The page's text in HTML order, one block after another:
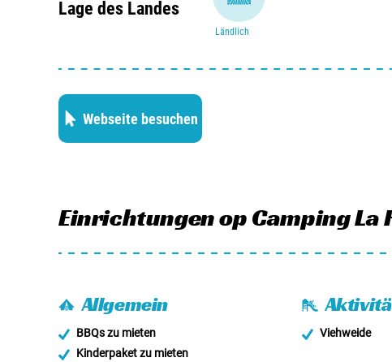
können Sie schöne Rad- und Wandertouren unternehmen.
Mountainbike fahren oder reiten.
Lage des Landes
Ländlich
Webseite besuchen
Einrichtungenop Camping La
Allgemein
BBQs zu mieten
Kinderpaket zu mieten
Viehweide